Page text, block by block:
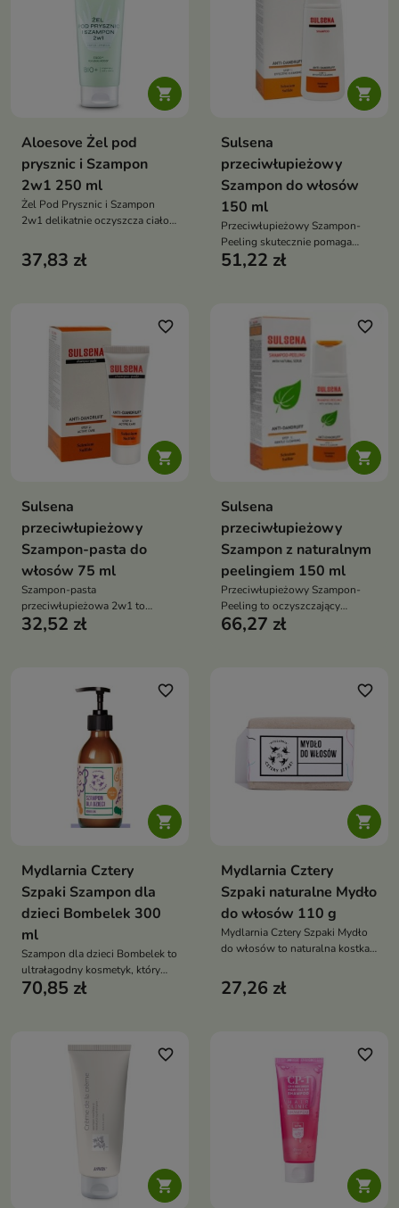

Aloesove Żel pod
prysznic i Szampon
2w1 250 ml
Żel Pod Prysznic i Szampon
2w1 delikatnie oczyszcza ciało i
oraz pomaga chronić ją przed
przesuszeniem dzięki formule
37,83 zł

Sulsena
przeciwłupieżowy
Szampon do włosów
150 ml
Przeciwłupieżowy Szampon-
Peeling skutecznie pomaga
usuwać tłusty łupież, oczyszcza
dyskomfortu
51,22 zł

favorite_border
Sulsena
przeciwłupieżowy
Szampon-pasta do
włosów 75 ml
Szampon-pasta
przeciwłupieżowa 2w1 to
produkt do pielęgnacji skóry
zdrowy wygląd włosów
32,52 zł

favorite_border
Sulsena
przeciwłupieżowy
Szampon z naturalnym
peelingiem 150 ml
Przeciwłupieżowy Szampon-
Peeling to oczyszczający
szampon do skóry głowy z
66,27 zł

favorite_border
Mydlarnia Cztery
Szpaki Szampon dla
dzieci Bombelek 300
ml
Szampon dla dzieci Bombelek to
ultrałagodny kosmetyk, który
delikatnie oczyszcza włosy i
70,85 zł

favorite_border
Mydlarnia Cztery
Szpaki naturalne Mydło
do włosów 110 g
Mydlarnia Cztery Szpaki Mydło
do włosów to naturalna kostka
oczyszcza włosy i skórę głowy,
jednocześnie je wzmacniając i
27,26 zł

favorite_border

favorite_border